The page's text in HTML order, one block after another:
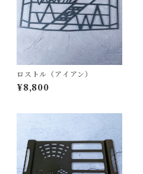
ロストル（アイアン）
¥8,800